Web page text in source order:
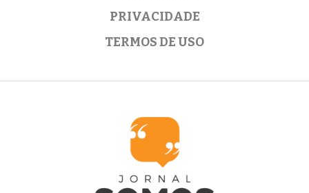
PRIVACIDADE
TERMOS DE USO